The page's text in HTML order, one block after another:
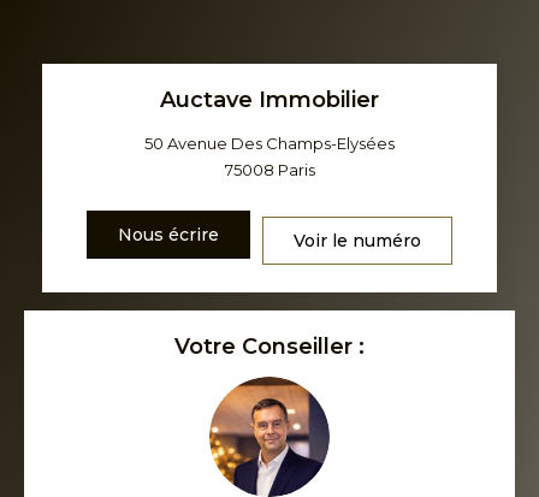
Auctave Immobilier
50 Avenue Des Champs-Elysées
75008 Paris
Nous écrire Voir le numéro
Votre Conseiller :